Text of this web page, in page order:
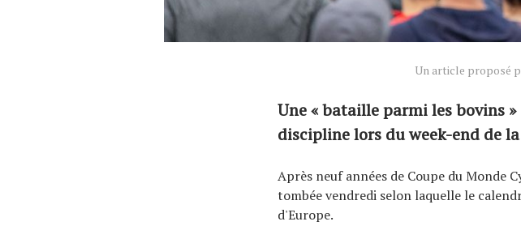
Un article proposé
Une « bataille parmi les bovins
discipline lors du week-end de
Après neuf années de Coupe du Monde
tombée vendredi selon laquelle le
d'Europe.